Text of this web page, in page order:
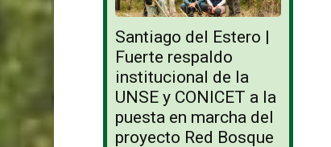
Santiago del Estero |
Fuerte respaldo
institucional de la
UNSE y CONICET a la
puesta en marcha del
proyecto Red Bosque